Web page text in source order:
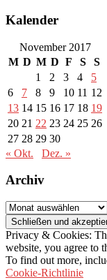
Kalender
November 2017
M D M D F S
S
1
2 3 4
5
6
7 8 9 10 11 12
13 14 15 16 17 18 19
20 21 22 23 24 25 26
27 28 29 30
« Okt.
Dez. »
Archiv
Archiv
Privacy & Cookies:
website, you agree to
To find out more,
Cookie-Richtlinie